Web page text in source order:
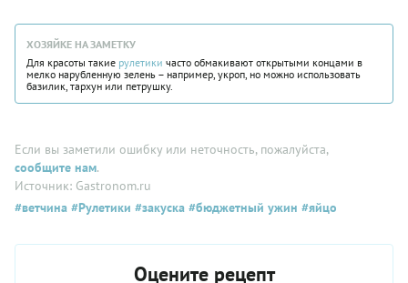
ХОЗЯЙКЕ НА ЗАМЕТКУ
Для красоты такие рулетики часто обмакивают открытыми концами в
мелко нарубленную зелень – например, укроп, но можно использовать
базилик, тархун или петрушку.
Если вы заметили ошибку или неточность, пожалуйста,
сообщите нам.
Источник: Gastronom.ru
#ветчина #Рулетики #закуска #бюджетный ужин #яйцо
Оцените рецепт